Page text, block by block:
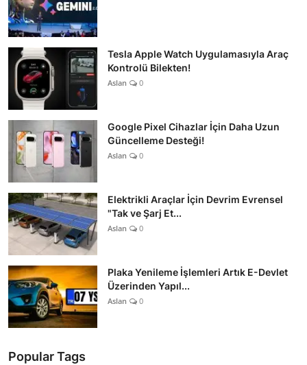
Tesla Apple Watch Uygulamasıyla Araç
Kontrolü Bilekten!
Aslan 0
Google Pixel Cihazlar İçin Daha Uzun
Güncelleme Desteği!
Aslan 0
Elektrikli Araçlar İçin Devrim Evrensel
"Tak ve Şarj Et...
Aslan 0
Plaka Yenileme İşlemleri Artık E-Devlet
Üzerinden Yapıl...
Aslan 0
Popular Tags